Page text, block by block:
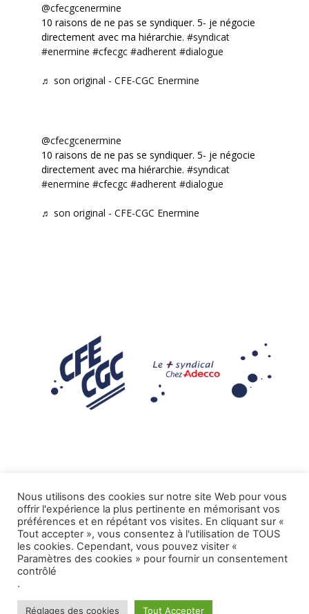
@cfecgcenermine
10 raisons de ne pas se syndiquer. 5- je négocie
directement avec ma hiérarchie. #syndicat
#enermine #cfecgc #adherent #dialogue
♬ son original - CFE-CGC Enermine
@cfecgcenermine
10 raisons de ne pas se syndiquer. 5- je négocie
directement avec ma hiérarchie. #syndicat
#enermine #cfecgc #adherent #dialogue
♬ son original - CFE-CGC Enermine
Mentions légales
Tous droits réservés CFE-CGC ADECCO.
Nous utilisons des cookies sur notre site Web pour vous
offrir l'expérience la plus pertinente en mémorisant vos
préférences et en répétant vos visites. En cliquant sur «
Tout accepter », vous consentez à l'utilisation de TOUS
les cookies. Cependant, vous pouvez visiter «
Paramètres des cookies » pour fournir un consentement
contrôlé
.
Réglages des cookies Tout Accepter